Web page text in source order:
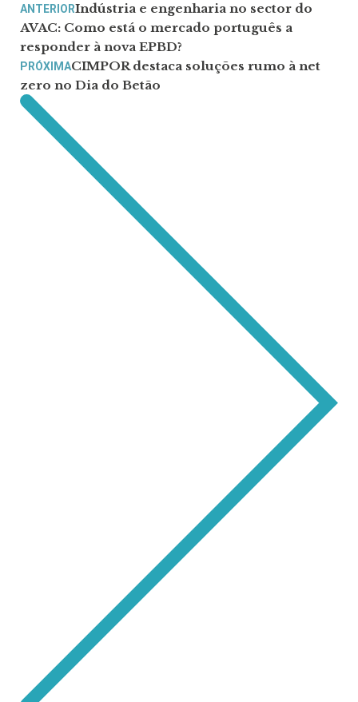
ANTERIORIndústria e engenharia no sector do
AVAC: Como está o mercado português a
responder à nova EPBD?
PRÓXIMACIMPOR destaca soluções rumo à net
zero no Dia do Betão